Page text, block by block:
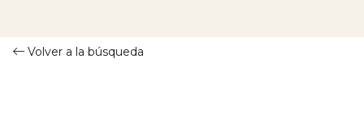
Volver a la búsqueda